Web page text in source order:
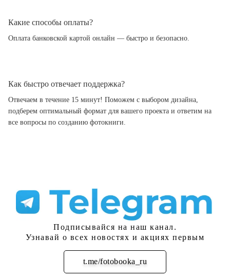
Какие способы оплаты?
Оплата банковской картой онлайн — быстро и безопасно.
Как быстро отвечает поддержка?
Отвечаем в течение 15 минут! Поможем с выбором дизайна,
подберем оптимальный формат для вашего проекта и ответим на
все вопросы по созданию фотокниги.
Подписывайся на наш канал.
Узнавай о всех новостях и акциях первым
t.me/fotobooka_ru
Подписаться